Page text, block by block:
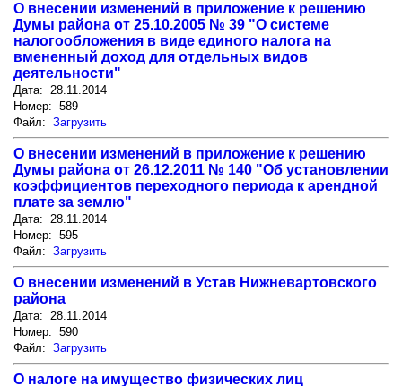
О внесении изменений в приложение к решению
Думы района от 25.10.2005 № 39 "О системе
налогообложения в виде единого налога на
вмененный доход для отдельных видов
деятельности"
Дата: 28.11.2014
Номер: 589
Файл: Загрузить
О внесении изменений в приложение к решению
Думы района от 26.12.2011 № 140 "Об установлении
коэффициентов переходного периода к арендной
плате за землю"
Дата: 28.11.2014
Номер: 595
Файл: Загрузить
О внесении изменений в Устав Нижневартовского
района
Дата: 28.11.2014
Номер: 590
Файл: Загрузить
О налоге на имущество физических лиц